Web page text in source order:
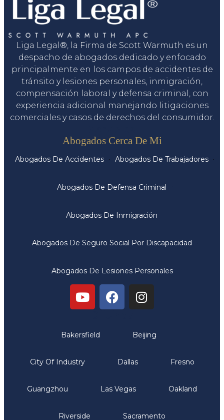
Liga Legal®, la Firma de Scott Warmuth es un
despacho de abogados dedicado y enfocado
principalmente en los campos de accidentes de
tránsito y lesiones personales, inmigración,
compensación laboral y defensa criminal, con
experiencia adicional manejando litigaciones
comerciales y casos de derechos del consumidor.
Abogados Cerca De Mi
Abogados De Accidentes Abogados De Trabajadores
Abogados De Defensa Criminal
Abogados De Inmigración
Abogados De Seguro Social Por Discapacidad
Abogados De Lesiones Personales
Bakersfield Beijing
City Of Industry Dallas Fresno
Guangzhou Las Vegas Oakland
Riverside Sacramento